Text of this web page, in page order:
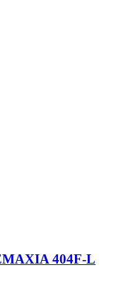
404F-L